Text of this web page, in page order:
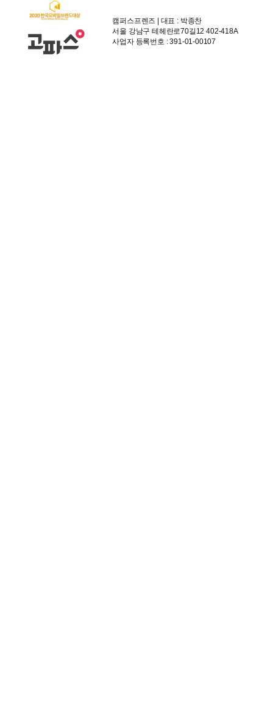
캠퍼스프렌즈 | 대표 : 박종찬
서울 강남구 테헤란로70길12 402-418A
사업자 등록번호 : 391-01-00107